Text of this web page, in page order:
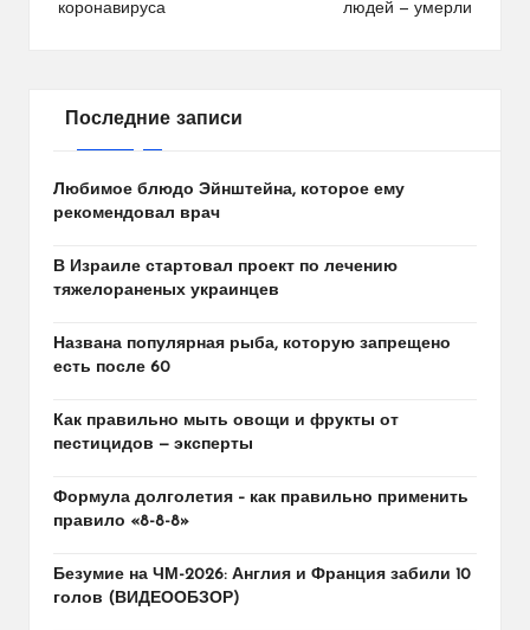
коронавируса
людей — умерли
Последние записи
Любимое блюдо Эйнштейна, которое ему
рекомендовал врач
В Израиле стартовал проект по лечению
тяжелораненых украинцев
Названа популярная рыба, которую запрещено
есть после 60
Как правильно мыть овощи и фрукты от
пестицидов — эксперты
Формула долголетия – как правильно применить
правило «8-8-8»
Безумие на ЧМ-2026: Англия и Франция забили 10
голов (ВИДЕООБЗОР)